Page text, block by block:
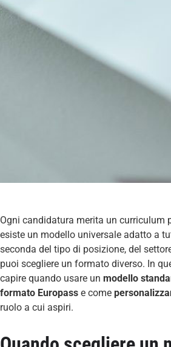
Ogni candidatura merita un curriculum
esiste un modello universale adatto a
seconda del tipo di posizione, del
puoi scegliere un formato diverso. In
capire quando usare un modello
formato Europass e come
ruolo a cui aspiri.